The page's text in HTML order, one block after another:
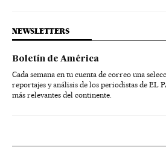
NEWSLETTERS
Boletín de América
Cada semana en tu cuenta de correo una
reportajes y análisis de los periodistas de EL
más relevantes del continente.